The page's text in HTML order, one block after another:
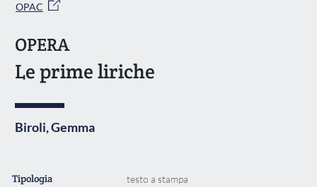
OPAC
OPERA
Le prime liriche
Biroli, Gemma
Tipologia testo a stampa